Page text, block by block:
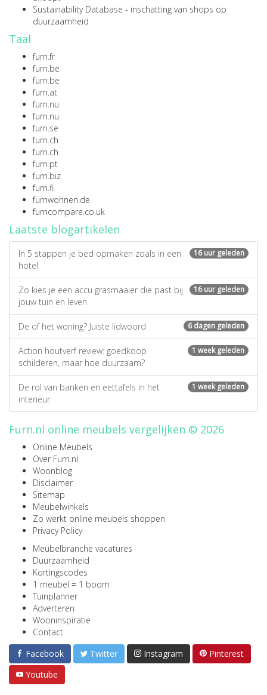
Sustainability Database - inschatting van shops op
duurzaamheid
Taal
furn.fr
furn.be
furn.be
furn.at
furn.nu
furn.nu
furn.se
furn.ch
furn.ch
furn.pt
furn.biz
furn.fi
furnwohnen.de
furncompare.co.uk
Laatste blogartikelen
16 uur geleden
In 5 stappen je bed opmaken zoals in een
hotel
16 uur geleden
Zo kies je een accu grasmaaier die past bij
jouw tuin en leven
6 dagen geleden
De of het woning? Juiste lidwoord
1 week geleden
Action houtverf review: goedkoop
schilderen, maar hoe duurzaam?
1 week geleden
De rol van banken en eettafels in het
interieur
Furn.nl online meubels vergelijken © 2026
Online Meubels
Over Furn.nl
Woonblog
Disclaimer
Sitemap
Meubelwinkels
Zo werkt online meubels shoppen
Privacy Policy
Meubelbranche vacatures
Duurzaamheid
Kortingscodes
1 meubel = 1 boom
Tuinplanner
Adverteren
Wooninspiratie
Contact
Facebook
Twitter Instagram
Pinterest
Youtube